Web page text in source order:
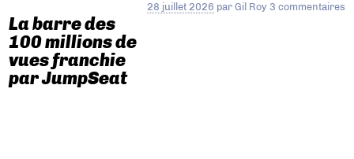
La barre des
100 millions de
vues franchie
par JumpSeat
28 juillet 2026 par Gil Roy 3 commentaires